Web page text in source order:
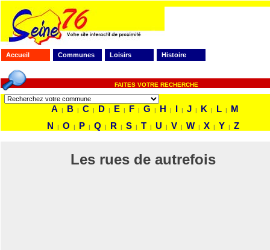
Accueil Communes Loisirs Histoire
FAITES VOTRE RECHERCHE
A | B | C | D | E | F | G | H | I | J | K | L |
M
N
| O | P | Q | R | S | T | U | V | W | X | Y | Z
Les rues de autrefois